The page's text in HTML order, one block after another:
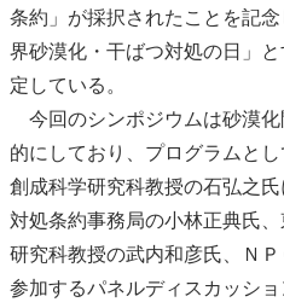
条約」が採択されたことを記
界砂漠化 ・干ばつ対処の日」
定している。
今回のシンポジウムは砂漠化
的にしており、プログラムと
創成科学研究科教授の石弘之
対処条約事務局の小林正典氏
研究科教授の武内和彦氏、Ｎ
参加するパネルディスカッショ